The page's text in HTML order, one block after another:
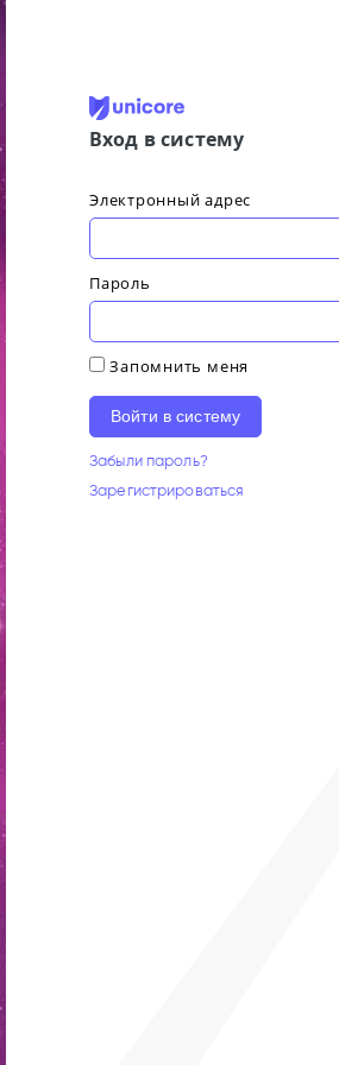
Вход в систему
Электронный адрес
Пароль
Запомнить меня
Войти в систему
Забыли пароль?
Зарегистрироваться